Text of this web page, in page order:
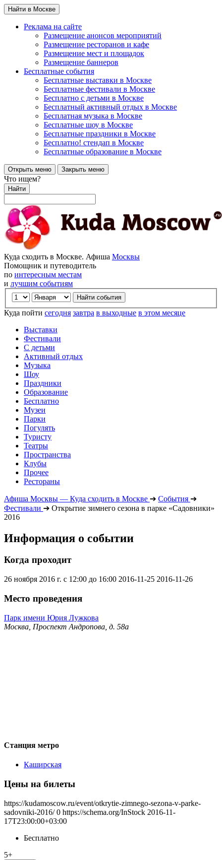
Найти в Москве
Реклама на сайте
Размещение анонсов мероприятий
Размещение ресторанов и кафе
Размещение мест и площадок
Размещение баннеров
Бесплатные события
Бесплатные выставки в Москве
Бесплатные фестивали в Москве
Бесплатно с детьми в Москве
Бесплатный активный отдых в Москве
Бесплатная музыка в Москве
Бесплатные шоу в Москве
Бесплатные праздники в Москве
Бесплатно! стендап в Москве
Бесплатные образование в Москве
Открыть меню Закрыть меню
Что ищем?
Найти
Куда сходить в Москве. Афиша Москвы
Помощник и путеводитель
по интересным местам
и лучшим событиям
Куда пойти сегодня завтра в выходные в этом месяце
Выставки
Фестивали
С детьми
Активный отдых
Музыка
Шоу
Праздники
Образование
Бесплатно
Музеи
Парки
Погулять
Туристу
Театры
Пространства
Клубы
Прочее
Рестораны
Афиша Москвы — Куда сходить в Москве ➔ События ➔
Фестивали ➔ Открытие зимнего сезона в парке «Садовники»
2016
Информация о событии
Когда проходит
26 ноября 2016 г. с 12:00 до 16:00 2016-11-25 2016-11-26
Место проведения
Парк имени Юрия Лужкова
Москва, Проспект Андропова, д. 58а
Станция метро
Каширская
Цены на билеты
https://kudamoscow.ru/event/otkrytie-zimnego-sezona-v-parke-
sadovniki-2016/ 0 https://schema.org/InStock 2016-11-
17T23:00:00+03:00
Бесплатно
5+